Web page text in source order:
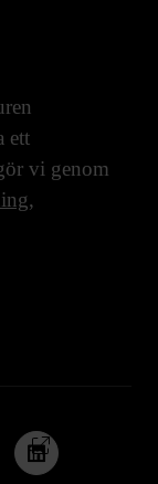
ett
vi genom
,
Följ
oss